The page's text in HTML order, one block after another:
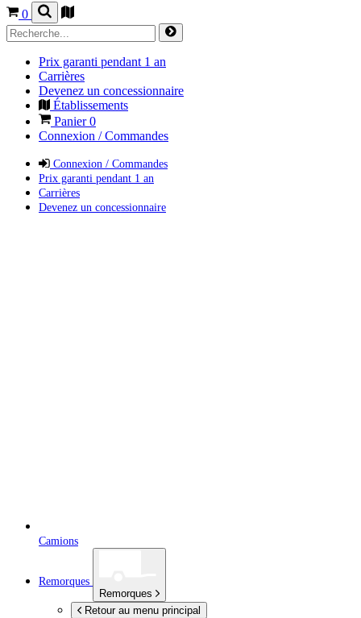
0
Prix garanti pendant 1 an
Carrières
Devenez un concessionnaire
Établissements
Panier0
Connexion / Commandes
Connexion / Commandes
Prix garanti pendant 1 an
Carrières
Devenez un concessionnaire
Camions
Remorques
Remorques
Retour au menu principal